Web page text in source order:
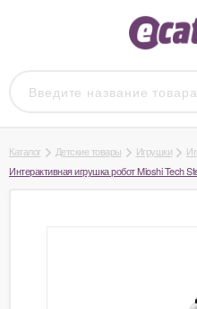
Каталог Детские товары Игрушки
Интерактивная игрушка робот Mioshi Tech